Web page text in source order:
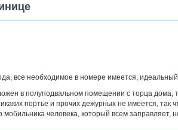
все необходимое в номере имеется,
в полуподвальном помещении с торца дома,
портье и прочих дежурных не имеется, так
человека, который всем заправляет,